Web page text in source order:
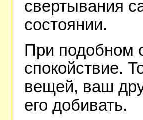
свертывания
состоянии.
При подобном
спокойствие.
вещей, ваш
его добивать.